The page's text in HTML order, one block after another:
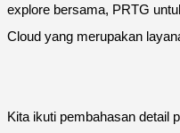
explore bersama, PRTG
Cloud yang merupakan
Kita ikuti pembahasan detail